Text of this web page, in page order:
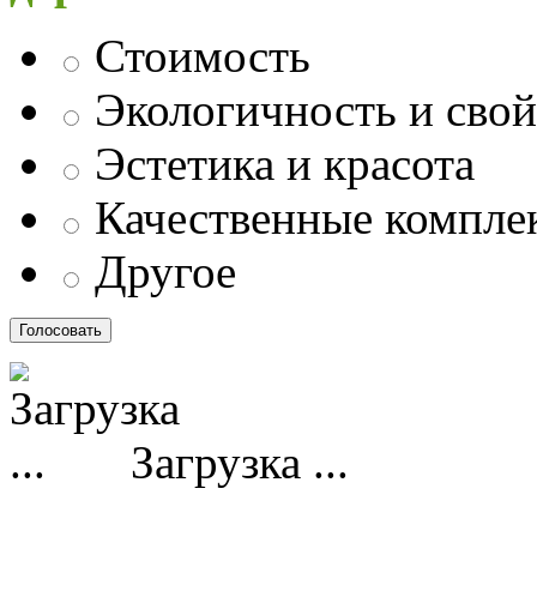
Стоимость
Экологичность и
Эстетика и красота
Качественные
Другое
Загрузка ...